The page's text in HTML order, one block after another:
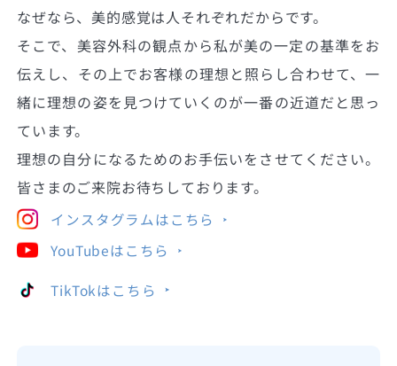
なぜなら、美的感覚は人それぞれだからです。
そこで、美容外科の観点から私が美の一定の基準をお
伝えし、その上でお客様の理想と照らし合わせて、一
緒に理想の姿を見つけていくのが一番の近道だと思っ
ています。
理想の自分になるためのお手伝いをさせてください。
皆さまのご来院お待ちしております。
インスタグラムはこちら
YouTubeはこちら
TikTokはこちら